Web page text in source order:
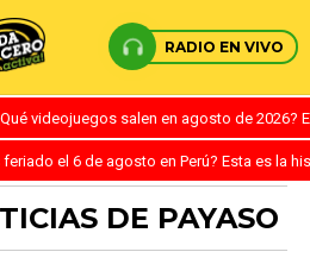
RADIO EN VIVO
videojuegos salen en agosto de
feriado el 6 de agosto en Perú? Esta es la
DE PAYASO